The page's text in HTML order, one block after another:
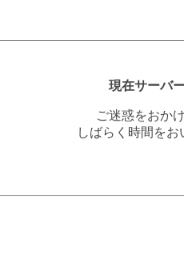
現在サーバ
ご迷惑をおか
しばらく時間を